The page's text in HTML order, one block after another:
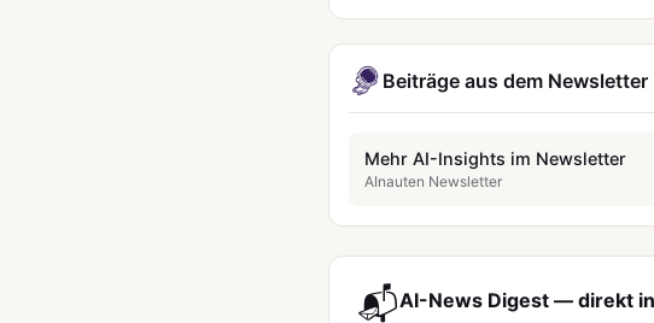
Beiträge aus dem Newsletter
Mehr AI-Insights im Newsletter
AInauten Newsletter
📬AI-News Digest — direkt